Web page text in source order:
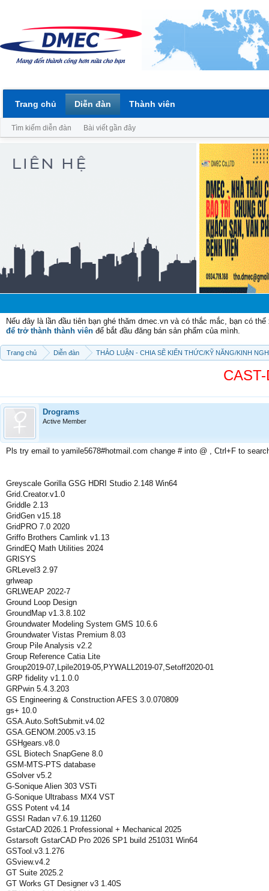
Nếu đây là lần đầu tiên bạn ghé thăm dmec.vn và có thắc mắc, bạn có
để trở thành thành viên để bắt đầu đăng bán sản phẩm của mình.
Trang chủ Diễn đàn THẢO LUẬN - CHIA SẼ KIẾN THỨC/KỸ NĂNG/KINH
Drograms
Active Member
Pls try email to yamile5678#hotmail.com change # into @ , Ctrl+F to
Greyscale Gorilla GSG HDRI Studio 2.148 Win64
Grid.Creator.v1.0
Griddle 2.13
GridGen v15.18
GridPRO 7.0 2020
Griffo Brothers Camlink v1.13
GrindEQ Math Utilities 2024
GRISYS
GRLevel3 2.97
grlweap
GRLWEAP 2022-7
Ground Loop Design
GroundMap v1.3.8.102
Groundwater Modeling System GMS 10.6.6
Groundwater Vistas Premium 8.03
Group Pile Analysis v2.2
Group Reference Catia Lite
Group2019-07,Lpile2019-05,PYWALL2019-07,Setoff2020-01
GRP fidelity v1.1.0.0
GRPwin 5.4.3.203
GS Engineering & Construction AFES 3.0.070809
gs+ 10.0
GSA.Auto.SoftSubmit.v4.02
GSA.GENOM.2005.v3.15
GSHgears.v8.0
GSL Biotech SnapGene 8.0
GSM-MTS-PTS database
GSolver v5.2
G-Sonique Alien 303 VSTi
G-Sonique Ultrabass MX4 VST
GSS Potent v4.14
GSSI Radan v7.6.19.11260
GstarCAD 2026.1 Professional + Mechanical 2025
Gstarsoft GstarCAD Pro 2026 SP1 build 251031 Win64
GSTool.v3.1.276
GSview.v4.2
GT Suite 2025.2
GT Works GT Designer v3 1.40S
Trang chủ Diễn đàn
Tìm kiếm diễn đàn Bài viết gần đây
Thành viên